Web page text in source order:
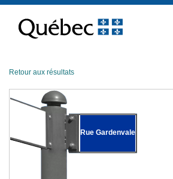
contenu
Retour aux résultats
Rue Gardenvale